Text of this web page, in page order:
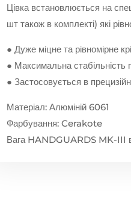
Цівка встановлюється на
шт також в комплекті) які
● Дуже міцне та рівномірне
● Максимальна стабільність
● Застосовується в
Матеріал: Алюміній 6061
Фарбування: Cerakote
Вага HANDGUARDS MK-III